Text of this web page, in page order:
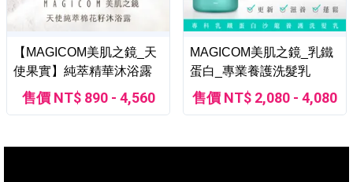
【MAGICOM美肌之鏡_天
使果實】純萃精華沐浴露
售價 NT$ 890 - 4,560
MAGICOM美肌之鏡_乳鐵
蛋白_專業養護洗髮乳
售價 NT$ 2,080 - 4,080